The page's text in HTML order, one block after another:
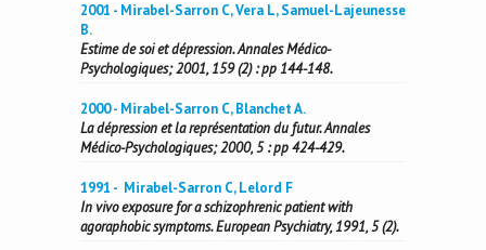
2001 - Mirabel-Sarron C, Vera L, Samuel-Lajeunesse
B.
Estime de soi et dépression. Annales Médico-
Psychologiques; 2001, 159 (2) : pp 144-148.
2000 - Mirabel-Sarron C, Blanchet A.
La dépression et la représentation du futur. Annales
Médico-Psychologiques; 2000, 5 : pp 424-429.
1991 - Mirabel-Sarron C, Lelord F
In vivo exposure for a schizophrenic patient with
agoraphobic symptoms. European Psychiatry, 1991, 5 (2).